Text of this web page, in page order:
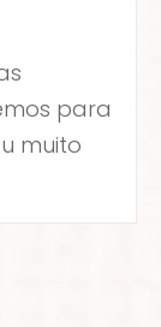
para
muito